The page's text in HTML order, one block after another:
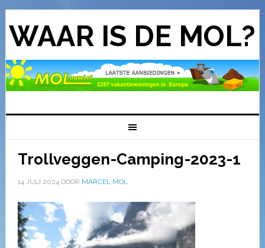
WAAR IS DE MOL?
Trollveggen-Camping-2023-1
14 JULI 2024DOOR MARCEL MOL